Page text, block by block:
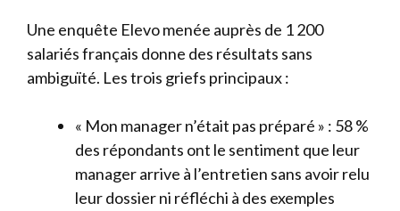
Une enquête Elevo menée auprès de 1 200
salariés français donne des résultats sans
ambiguïté. Les trois griefs principaux :
« Mon manager n’était pas préparé » : 58 %
des répondants ont le sentiment que leur
manager arrive à l’entretien sans avoir relu
leur dossier ni réfléchi à des exemples